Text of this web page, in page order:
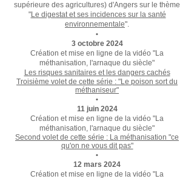
supérieure des agricultures) d'Angers sur le thème
"Le digestat et ses incidences sur la santé
environnementale".
•
3 octobre 2024
Création et mise en ligne de la vidéo "La
méthanisation, l'arnaque du siècle"
Les risques sanitaires et les dangers cachés
Troisième volet de cette série : "Le poison sort du
méthaniseur"
•
11 juin 2024
Création et mise en ligne de la vidéo "La
méthanisation, l'arnaque du siècle"
Second volet de cette série : La méthanisation "ce
qu'on ne vous dit pas"
•
12 mars 2024
Création et mise en ligne de la vidéo "La